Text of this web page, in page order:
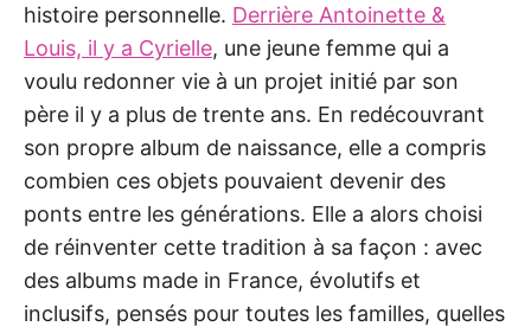
histoire personnelle. Derrière Antoinette &
Louis, il y a Cyrielle, une jeune femme qui a
voulu redonner vie à un projet initié par son
père il y a plus de trente ans. En redécouvrant
son propre album de naissance, elle a compris
combien ces objets pouvaient devenir des
ponts entre les générations. Elle a alors choisi
de réinventer cette tradition à sa façon : avec
des albums made in France, évolutifs et
inclusifs, pensés pour toutes les familles, quelles